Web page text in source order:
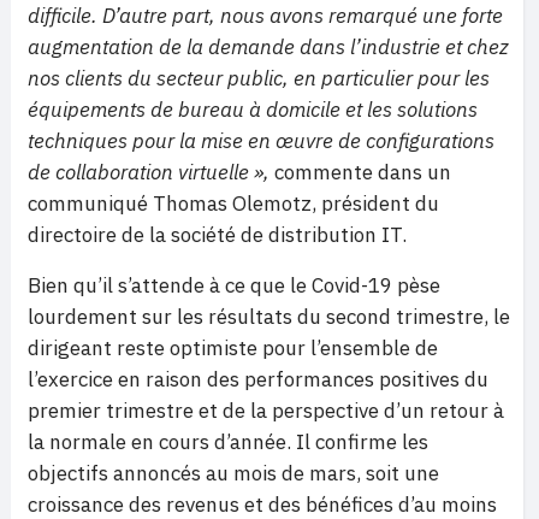
difficile. D’autre part, nous avons remarqué une forte
augmentation de la demande dans l’industrie et chez
nos clients du secteur public, en particulier pour les
équipements de bureau à domicile et les solutions
techniques pour la mise en œuvre de configurations
de collaboration virtuelle », commente dans un
communiqué Thomas Olemotz, président du
directoire de la société de distribution IT.
Bien qu’il s’attende à ce que le Covid-19 pèse
lourdement sur les résultats du second trimestre, le
dirigeant reste optimiste pour l’ensemble de
l’exercice en raison des performances positives du
premier trimestre et de la perspective d’un retour à
la normale en cours d’année. Il confirme les
objectifs annoncés au mois de mars, soit une
croissance des revenus et des bénéfices d’au moins